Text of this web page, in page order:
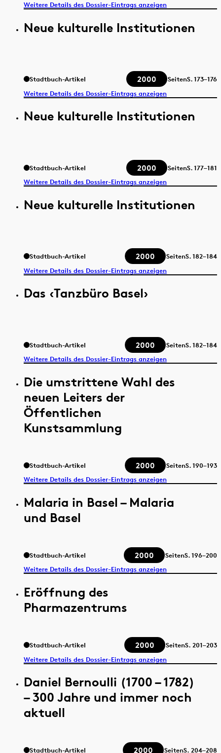
Weitere Details des Dossier-Eintrags anzeigen
Neue kulturelle Institutionen
Stadtbuch-Artikel 2000 SeitenS.173–176
Weitere Details des Dossier-Eintrags anzeigen
Neue kulturelle Institutionen
Stadtbuch-Artikel 2000 SeitenS.177–181
Weitere Details des Dossier-Eintrags anzeigen
Neue kulturelle Institutionen
Stadtbuch-Artikel 2000 SeitenS.182–184
Weitere Details des Dossier-Eintrags anzeigen
Das ‹Tanzbüro Basel›
Stadtbuch-Artikel 2000 SeitenS.182–184
Weitere Details des Dossier-Eintrags anzeigen
Die umstrittene Wahl des
neuen Leiters der
Öffentlichen
Kunstsammlung
Stadtbuch-Artikel 2000 SeitenS.190–193
Weitere Details des Dossier-Eintrags anzeigen
Malaria in Basel – Malaria
und Basel
Stadtbuch-Artikel 2000 SeitenS.196–200
Weitere Details des Dossier-Eintrags anzeigen
Eröffnung des
Pharmazentrums
Stadtbuch-Artikel 2000 SeitenS. 201–203
Weitere Details des Dossier-Eintrags anzeigen
Daniel Bernoulli (1700 – 1782)
– 300 Jahre und immer noch
aktuell
Stadtbuch-Artikel 2000 SeitenS. 204–208